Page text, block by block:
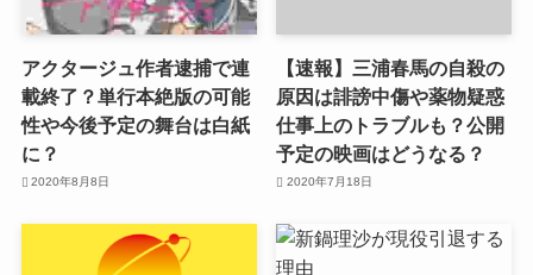
アクタージュ作者逮捕で連
載終了？単行本絶版の可能
性や今後予定の舞台は白紙
に？
2020年8月8日
【速報】三浦春馬の自殺の
原因は誹謗中傷や薬物疑惑
仕事上のトラブルも？公開
予定の映画はどうなる？
2020年7月18日